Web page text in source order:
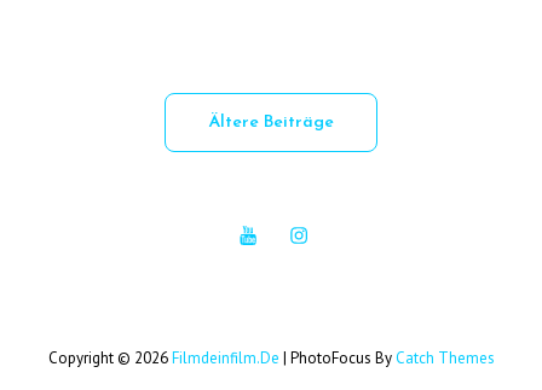
Inklusive
Wuppertaler
Ältere Beiträge
YouTubeInstagram
Copyright © 2026Filmdeinfilm.de | PhotoFocus ByCatch Themes